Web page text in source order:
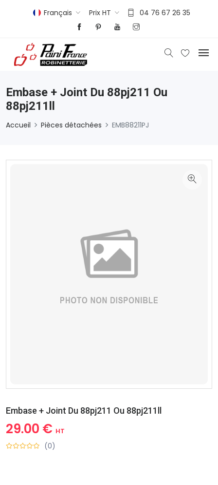
Français Prix HT 04 76 67 26 35
Embase + Joint Du 88pj211 Ou
88pj211ll
Accueil Pièces détachées EMB88211PJ
Embase + Joint Du 88pj211 Ou 88pj211ll
29.00 € HT
(0)